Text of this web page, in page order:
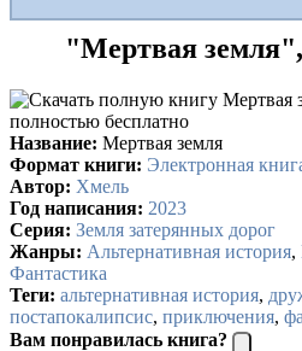
"Мертвая
Название: Мертвая земля
Формат книги: Электронная
Автор: Хмель
Год написания: 2023
Серия: Земля затерянных дорог
Жанры: Альтернативная история,
Фантастика
Теги: альтернативная история,
постапокалипсис, приключения,
Вам понравилась книга?